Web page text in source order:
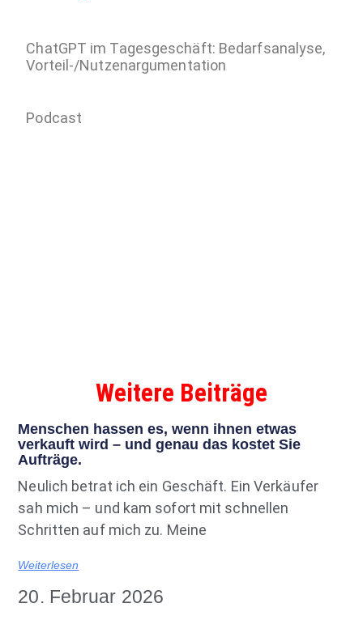
ChatGPT im Tagesgeschäft: Bedarfsanalyse,
Vorteil-/Nutzenargumentation
Podcast
Weitere Beiträge
Menschen hassen es, wenn ihnen etwas
verkauft wird – und genau das kostet Sie
Aufträge.
Neulich betrat ich ein Geschäft. Ein Verkäufer
sah mich – und kam sofort mit schnellen
Schritten auf mich zu. Meine
Weiterlesen
20. Februar 2026